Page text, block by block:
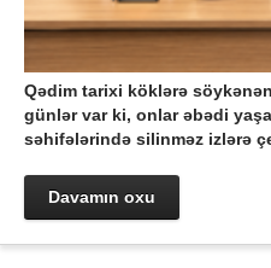
Qədim tarixi köklərə
günlər var ki, onlar əbədi
səhifələrində silinməz izlərə
Davamın oxu